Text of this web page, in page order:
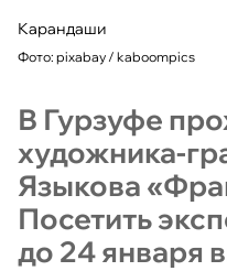
Карандаши
Фото: pixabay / kaboompics
В Гурзуфе
художника-
Языкова
Посетить
до 24 января